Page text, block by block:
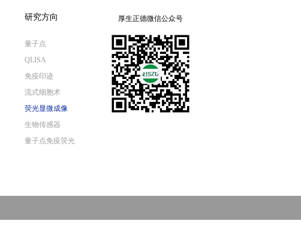
厚生正德微信公众号
量子点
QLISA
免疫印迹
流式细胞术
荧光显微成像
生物传感器
量子点免疫荧光
研究方向